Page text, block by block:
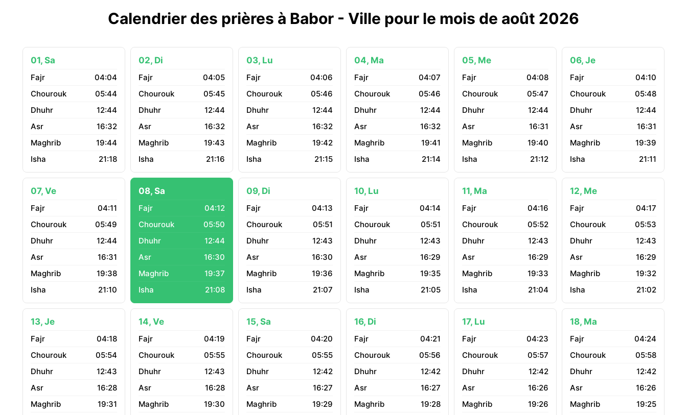
Calendrier des prières à Babor - Ville pour le mois de août 2026
01, Sa
04:04
05:44
12:44
16:32
19:44
21:18
02, Di
04:05
05:45
12:44
16:32
19:43
21:16
03, Lu
04:06
05:46
12:44
16:32
19:42
21:15
04, Ma
04:07
05:46
12:44
16:32
19:41
21:14
05, Me
04:08
05:47
12:44
16:31
19:40
21:12
06, Je
04:10
05:48
12:44
16:31
19:39
21:11
07, Ve
04:11
05:49
12:44
16:31
19:38
21:10
08, Sa
04:12
05:50
12:44
16:30
19:37
21:08
09, Di
04:13
05:51
12:43
16:30
19:36
21:07
10, Lu
04:14
05:51
12:43
16:29
19:35
21:05
11, Ma
04:16
05:52
12:43
16:29
19:33
21:04
12, Me
04:17
05:53
12:43
16:29
19:32
21:02
13, Je
04:18
05:54
12:43
16:28
19:31
14, Ve
04:19
05:55
12:43
16:28
19:30
15, Sa
04:20
05:55
12:42
16:27
19:29
16, Di
04:21
05:56
12:42
16:27
19:28
17, Lu
04:23
05:57
12:42
16:26
19:26
18, Ma
04:24
05:58
12:42
16:26
19:25